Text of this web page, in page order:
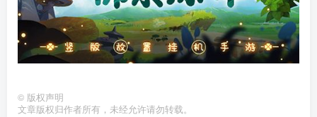
© 版权声明
文章版权归作者所有，未经允许请勿转载。